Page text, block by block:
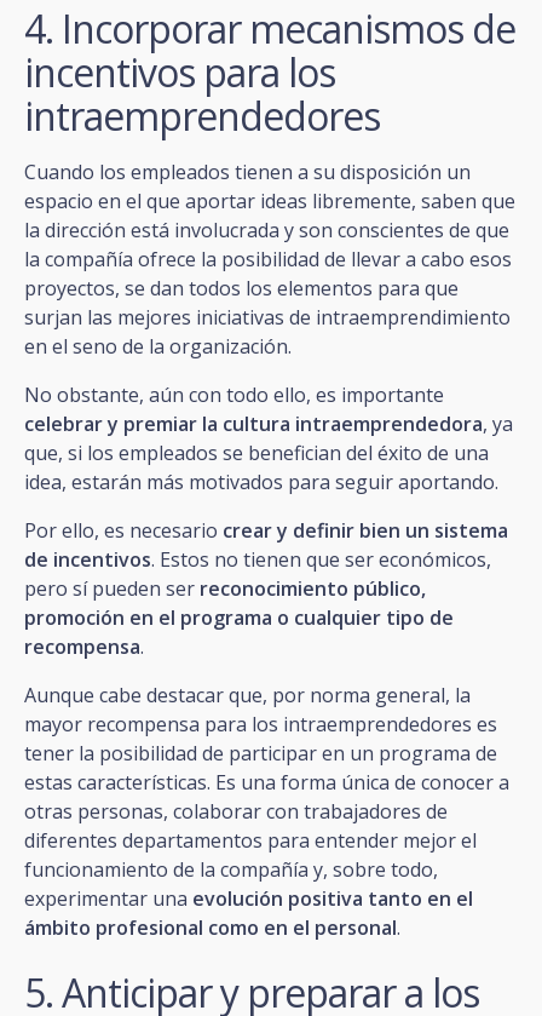
4. Incorporar mecanismos de
incentivos para los
intraemprendedores
Cuando los empleados tienen a su disposición un
espacio en el que aportar ideas libremente, saben que
la dirección está involucrada y son conscientes de que
la compañía ofrece la posibilidad de llevar a cabo esos
proyectos, se dan todos los elementos para que
surjan las mejores iniciativas de intraemprendimiento
en el seno de la organización.
No obstante, aún con todo ello, es importante
celebrar y premiar la cultura intraemprendedora, ya
que, si los empleados se benefician del éxito de una
idea, estarán más motivados para seguir aportando.
Por ello, es necesario crear y definir bien un sistema
de incentivos. Estos no tienen que ser económicos,
pero sí pueden ser reconocimiento público,
promoción en el programa o cualquier tipo de
recompensa.
Aunque cabe destacar que, por norma general, la
mayor recompensa para los intraemprendedores es
tener la posibilidad de participar en un programa de
estas características. Es una forma única de conocer a
otras personas, colaborar con trabajadores de
diferentes departamentos para entender mejor el
funcionamiento de la compañía y, sobre todo,
experimentar una evolución positiva tanto en el
ámbito profesional como en el personal.
5. Anticipar y preparar a los